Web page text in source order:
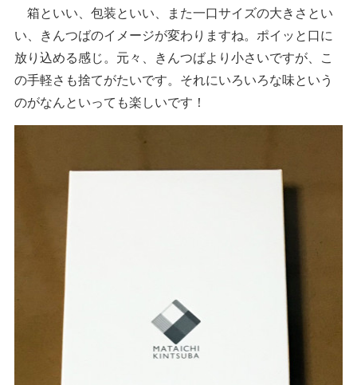
箱といい、包装といい、また一口サイズの大きさとい
い、きんつばのイメージが変わりますね。ポイッと口に
放り込める感じ。元々、きんつばより小さいですが、こ
の手軽さも捨てがたいです。それにいろいろな味という
のがなんといっても楽しいです！